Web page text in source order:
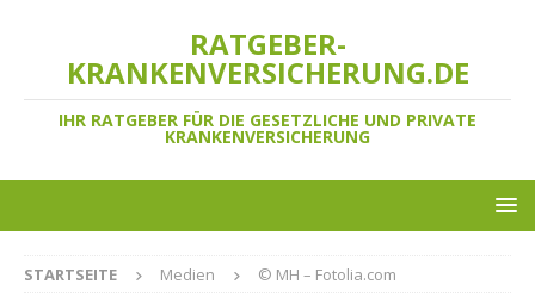
RATGEBER-
KRANKENVERSICHERUNG.DE
IHR RATGEBER FÜR DIE GESETZLICHE UND PRIVATE
KRANKENVERSICHERUNG
STARTSEITE Medien © MH – Fotolia.com